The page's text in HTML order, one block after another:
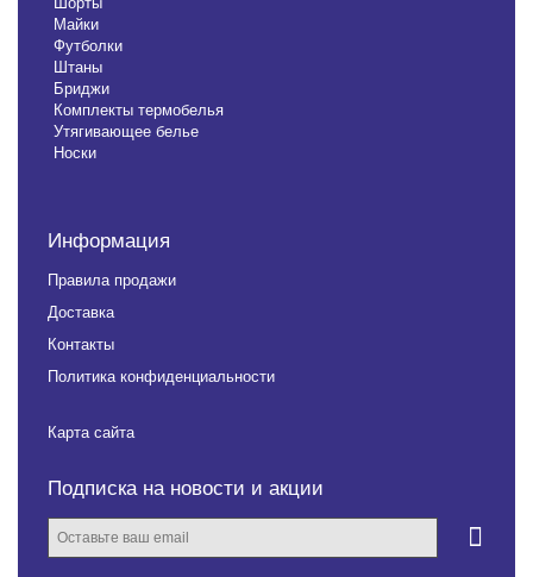
Майки
Футболки
Штаны
Бриджи
Комплекты термобелья
Утягивающее белье
Носки
Информация
Правила продажи
Доставка
Контакты
Политика конфиденциальности
Карта сайта
Подписка на новости и акции